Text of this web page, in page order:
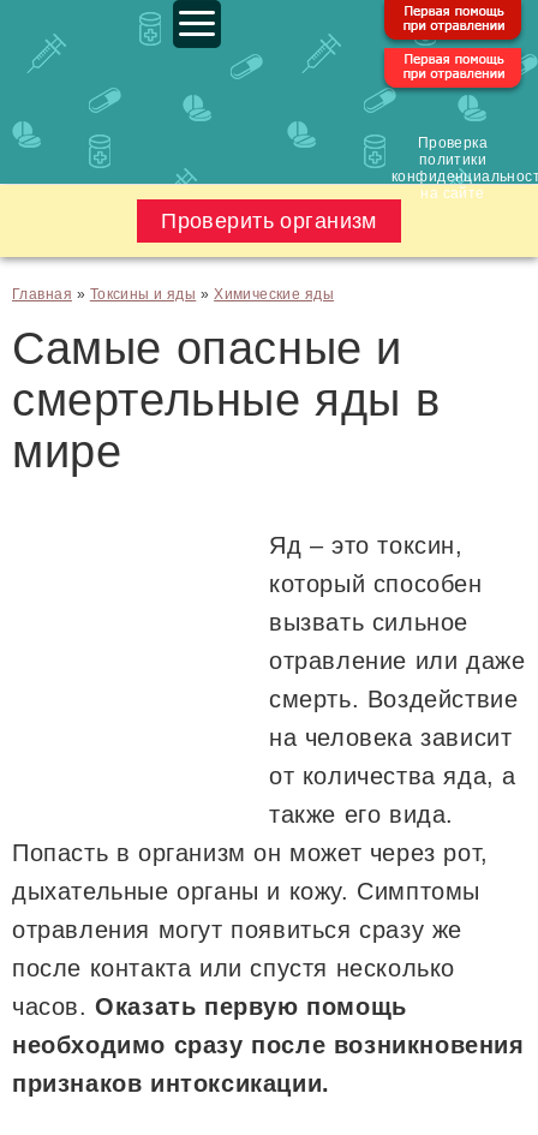
Проверка
политики
на сайте
Проверить организм
Главная » Токсины и яды »Химические яды
Самые опасные и
смертельные яды в
мире
Яд – это токсин,
который способен
вызвать сильное
отравление или даже
смерть. Воздействие
на человека зависит
от количества яда, а
также его вида.
Попасть в организм он может через рот,
дыхательные органы и кожу. Симптомы
отравления могут появиться сразу же
после контакта или спустя несколько
часов.Оказать первую помощь
необходимо сразу после возникновения
признаков интоксикации.